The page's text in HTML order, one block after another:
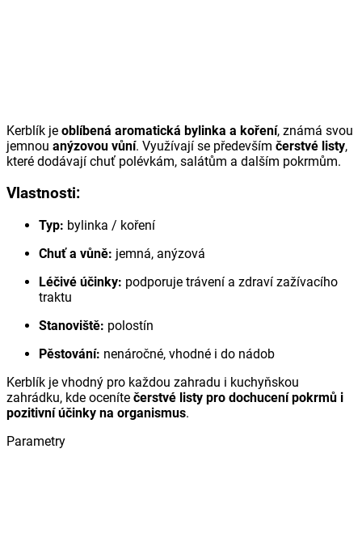
Kerblík je oblíbená aromatická bylinka a koření, známá svou
jemnou anýzovou vůní. Využívají se především čerstvé listy,
které dodávají chuť polévkám, salátům a dalším pokrmům.
Vlastnosti:
Typ: bylinka / koření
Chuť a vůně: jemná, anýzová
Léčivé účinky: podporuje trávení a zdraví zažívacího
traktu
Stanoviště: polostín
Pěstování: nenáročné, vhodné i do nádob
Kerblík je vhodný pro každou zahradu i kuchyňskou
zahrádku, kde oceníte čerstvé listy pro dochucení pokrmů i
pozitivní účinky na organismus.
Parametry